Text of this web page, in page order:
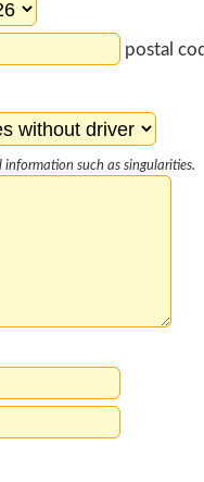
postal
such as singularities.